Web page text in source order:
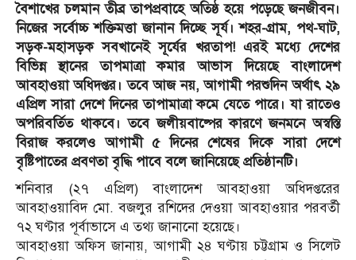
বৈশাখের চলমান তীব্র তাপপ্রবাহে অতিষ্ঠ হয়ে পড়েছে জনজীবন।
নিজের সর্বোচ্চ শক্তিমত্তা জানান দিচ্ছে সূর্য। শহর-গ্রাম, পথ-ঘাট,
সড়ক-মহাসড়ক সবখানেই সূর্যের খরতাপ! এরই মধ্যে দেশের
বিভিন্ন স্থানের তাপমাত্রা কমার আভাস দিয়েছে বাংলাদেশ
আবহাওয়া অধিদপ্তর। তবে আজ নয়, আগামী পরশুদিন অর্থাৎ ২৯
এপ্রিল সারা দেশে দিনের তাপামাত্রা কমে যেতে পারে। যা রাতেও
অপরিবর্তিত থাকবে। তবে জলীয়বাষ্পের কারণে জনমনে অস্বস্তি
বিরাজ করলেও আগামী ৫ দিনের শেষের দিকে সারা দেশে
বৃষ্টিপাতের প্রবণতা বৃদ্ধি পাবে বলে জানিয়েছে প্রতিষ্ঠানটি।
শনিবার (২৭ এপ্রিল) বাংলাদেশ আবহাওয়া অধিদপ্তরের
আবহাওয়াবিদ মো. বজলুর রশিদের দেওয়া আবহাওয়ার পরবর্তী
৭২ ঘণ্টার পূর্বাভাসে এ তথ্য জানানো হয়েছে।
আবহাওয়া অফিস জানায়, আগামী ২৪ ঘণ্টায় চট্টগ্রাম ও সিলেট